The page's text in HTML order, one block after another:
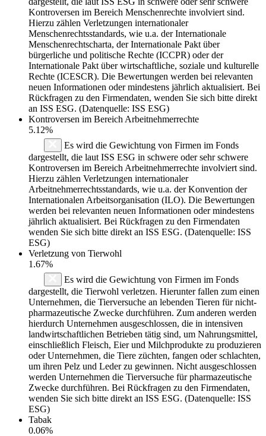
Kontroversen im Bereich Menschenrechte involviert sind.
Hierzu zählen Verletzungen internationaler
Menschenrechtsstandards, wie u.a. der Internationale
Menschenrechtscharta, der Internationale Pakt über
bürgerliche und politische Rechte (ICCPR) oder der
Internationale Pakt über wirtschaftliche, soziale und kulturelle
Rechte (ICESCR). Die Bewertungen werden bei relevanten
neuen Informationen oder mindestens jährlich aktualisiert. Bei
Rückfragen zu den Firmendaten, wenden Sie sich bitte direkt
an ISS ESG. (Datenquelle: ISS ESG)
Kontroversen im Bereich Arbeitnehmerrechte
5.12%
Es wird die Gewichtung von Firmen im Fonds
dargestellt, die laut ISS ESG in schwere oder sehr schwere
Kontroversen im Bereich Arbeitnehmerrechte involviert sind.
Hierzu zählen Verletzungen internationaler
Arbeitnehmerrechtsstandards, wie u.a. der Konvention der
Internationalen Arbeitsorganisation (ILO). Die Bewertungen
werden bei relevanten neuen Informationen oder mindestens
jährlich aktualisiert. Bei Rückfragen zu den Firmendaten
wenden Sie sich bitte direkt an ISS ESG. (Datenquelle: ISS
ESG)
Verletzung von Tierwohl
1.67%
Es wird die Gewichtung von Firmen im Fonds
dargestellt, die Tierwohl verletzen. Hierunter fallen zum einen
Unternehmen, die Tierversuche an lebenden Tieren für nicht-
pharmazeutische Zwecke durchführen. Zum anderen werden
hierdurch Unternehmen ausgeschlossen, die in intensiven
landwirtschaftlichen Betrieben tätig sind, um Nahrungsmittel,
einschließlich Fleisch, Eier und Milchprodukte zu produzieren
oder Unternehmen, die Tiere züchten, fangen oder schlachten,
um ihren Pelz und Leder zu gewinnen. Nicht ausgeschlossen
werden Unternehmen die Tierversuche für pharmazeutische
Zwecke durchführen. Bei Rückfragen zu den Firmendaten,
wenden Sie sich bitte direkt an ISS ESG. (Datenquelle: ISS
ESG)
Tabak
0.06%